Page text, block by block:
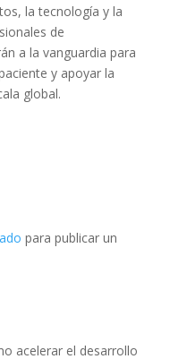
la tecnología y la
de
a la vanguardia para
y apoyar la
global.
para publicar un
acelerar el desarrollo